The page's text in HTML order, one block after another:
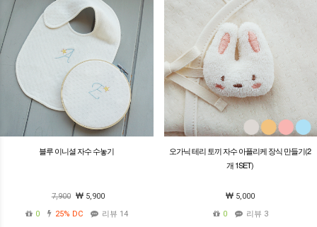
블루 이니셜 자수 수놓기
7,900
5,900
0
25% DC 리뷰 14
오가닉 테리 토끼 자수 아플리케 장식 만들기(2
개 1SET)
5,000
0
리뷰 3